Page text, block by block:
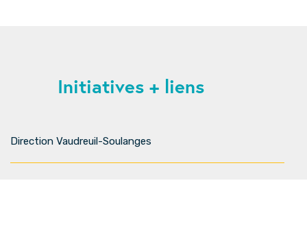
Initiatives + liens
Direction Vaudreuil-Soulanges